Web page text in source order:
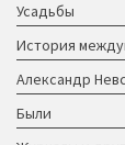
Усадьбы
История
Александр
Были